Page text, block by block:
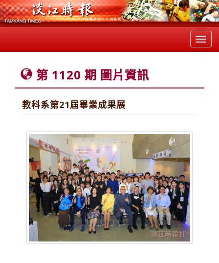
第 1120 期 圖片資訊
教科系第21屆畢業成果展